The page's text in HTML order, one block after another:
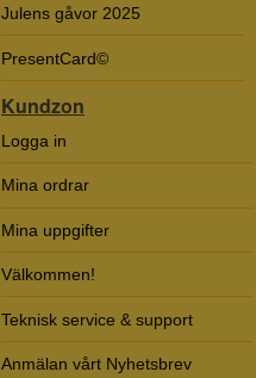
Julens gåvor 2025
PresentCard©
Kundzon
Logga in
Mina ordrar
Mina uppgifter
Välkommen!
Teknisk service & support
Anmälan vårt Nyhetsbrev